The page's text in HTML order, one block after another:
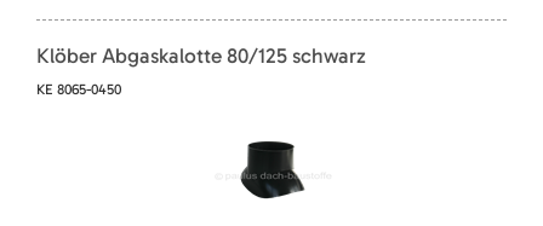
Klöber Abgaskalotte 80/125 schwarz
KE 8065-0450